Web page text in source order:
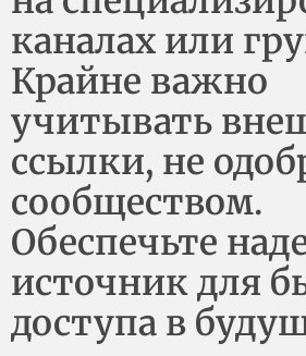
каналах или
Крайне важно
учитывать
ссылки, не
сообществом.
Обеспечьте
источник для
доступа в